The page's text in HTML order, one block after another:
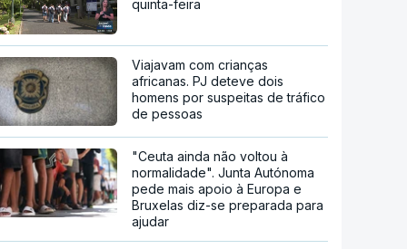
quinta-feira
Viajavam com crianças
africanas. PJ deteve dois
homens por suspeitas de tráfico
de pessoas
"Ceuta ainda não voltou à
normalidade". Junta Autónoma
pede mais apoio à Europa e
Bruxelas diz-se preparada para
ajudar